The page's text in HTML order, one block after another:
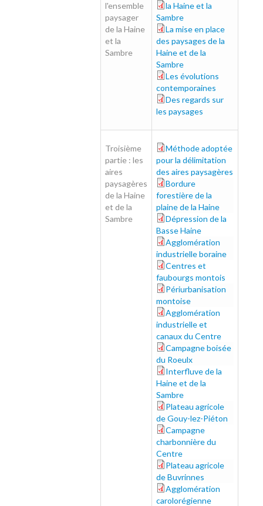
l'ensemble
paysager
de la Haine
et la
Sambre
30-56.pdf
la Haine et la
Sambre
57-73.pdf
La mise en place
des paysages de la
Haine et de la
Sambre
74-93.pdf
Les évolutions
contemporaines
94-117.pdf
Des regards sur
les paysages
Troisième
partie : les
aires
paysagères
de la Haine
et de la
Sambre
121-129.pdf
Méthode adoptée
pour la délimitation
des aires paysagères
130-139.pdf
Bordure
forestière de la
plaine de la Haine
140-149.pdf
Dépression de la
Basse Haine
150-159.pdf
Agglomération
industrielle boraine
160-169_bis.pdf
Centres et
faubourgs montois
170-177.pdf
Périurbanisation
montoise
178-187.pdf
Agglomération
industrielle et
canaux du Centre
188-195.pdf
Campagne boisée
du Roeulx
196-203.pdf
Interfluve de la
Haine et de la
Sambre
204-2011.pdf
Plateau agricole
de Gouy-lez-Piéton
212-219.pdf
Campagne
charbonnière du
Centre
220-225.pdf
Plateau agricole
de Buvrinnes
226-235.pdf
Agglomération
carolorégienne